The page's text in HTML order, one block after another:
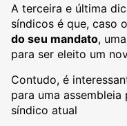
A terceira e última
síndicos é que, caso
do seu mandato,
para ser eleito um
Contudo, é
para uma
síndico atual